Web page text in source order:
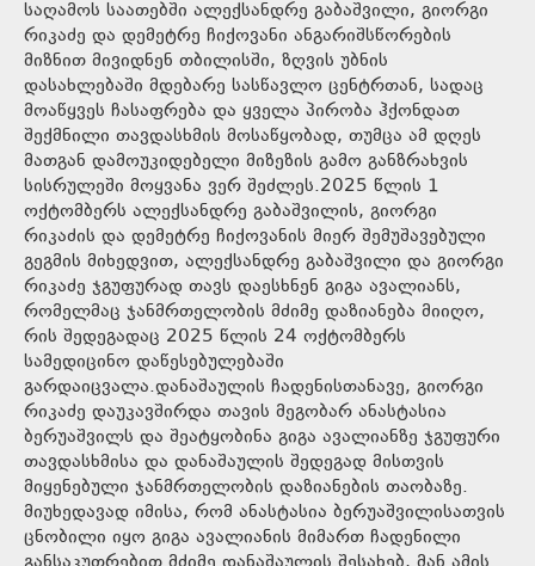
საღამოს საათებში ალექსანდრე გაბაშვილი, გიორგი
რიკაძე და დემეტრე ჩიქოვანი ანგარიშსწორების
მიზნით მივიდნენ თბილისში, ზღვის უბნის
დასახლებაში მდებარე სასწავლო ცენტრთან, სადაც
მოაწყვეს ჩასაფრება და ყველა პირობა ჰქონდათ
შექმნილი თავდასხმის მოსაწყობად, თუმცა ამ დღეს
მათგან დამოუკიდებელი მიზეზის გამო განზრახვის
სისრულეში მოყვანა ვერ შეძლეს.2025 წლის 1
ოქტომბერს ალექსანდრე გაბაშვილის, გიორგი
რიკაძის და დემეტრე ჩიქოვანის მიერ შემუშავებული
გეგმის მიხედვით, ალექსანდრე გაბაშვილი და გიორგი
რიკაძე ჯგუფურად თავს დაესხნენ გიგა ავალიანს,
რომელმაც ჯანმრთელობის მძიმე დაზიანება მიიღო,
რის შედეგადაც 2025 წლის 24 ოქტომბერს
სამედიცინო დაწესებულებაში
გარდაიცვალა.დანაშაულის ჩადენისთანავე, გიორგი
რიკაძე დაუკავშირდა თავის მეგობარ ანასტასია
ბერუაშვილს და შეატყობინა გიგა ავალიანზე ჯგუფური
თავდასხმისა და დანაშაულის შედეგად მისთვის
მიყენებული ჯანმრთელობის დაზიანების თაობაზე.
მიუხედავად იმისა, რომ ანასტასია ბერუაშვილისათვის
ცნობილი იყო გიგა ავალიანის მიმართ ჩადენილი